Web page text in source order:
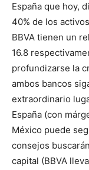
España que hoy,
40% de los
BBVA tienen un
16.8
profundizarse la
ambos bancos
extraordinario
España (con
México puede
consejos
capital (BBVA